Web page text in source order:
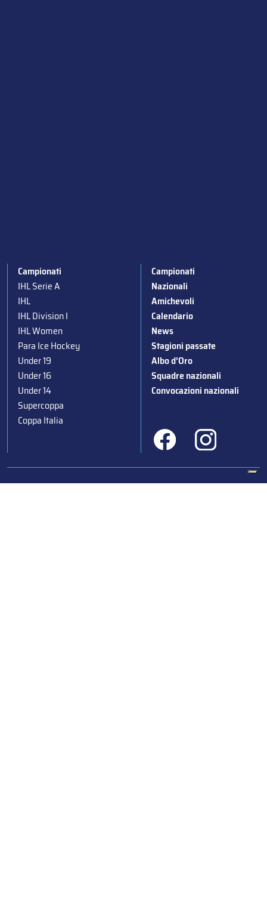
Campionati
IHL Serie A
IHL
IHL Division I
IHL Women
Para Ice Hockey
Under 19
Under 16
Under 14
Supercoppa
Coppa Italia
Campionati
Nazionali
Amichevoli
Calendario
News
Stagioni passate
Albo d’Oro
Squadre nazionali
Convocazioni nazionali